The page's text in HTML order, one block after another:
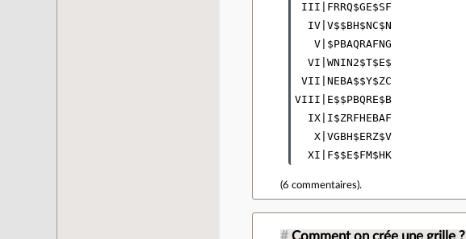
III|FRRQ$GE$SF
  IV|V$$BH$NC$N
   V|$PBAQRAFNG
  VI|WNIN2$T$E$
VII|NEBA$$Y$ZC
VIII|E$$PBQRE$B
  IX|I$ZRFHEBAF
   X|VGBH$ERZ$V
(6 commentaires).